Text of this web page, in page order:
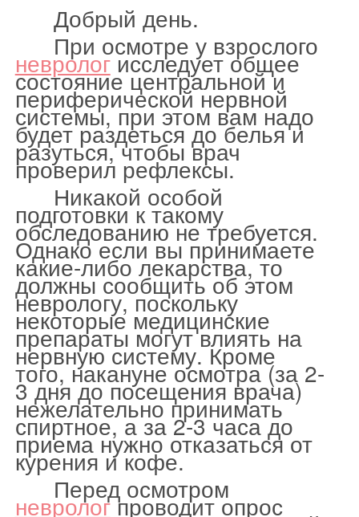
Добрый день.
При осмотре у взрослого
неврологисследует общее
состояние центральной и
периферической нервной
системы, при этом вам надо
будет раздеться до белья и
разуться, чтобы врач
проверил рефлексы.
Никакой особой
подготовки к такому
обследованию не требуется.
Однако если вы принимаете
какие-либо лекарства, то
должны сообщить об этом
неврологу, поскольку
некоторые медицинские
препараты могут влиять на
нервную систему. Кроме
того, накануне осмотра (за 2-
3 дня до посещения врача)
нежелательно принимать
спиртное, а за 2-3 часа до
приема нужно отказаться от
курения и кофе.
Перед осмотром
неврологпроводит опрос